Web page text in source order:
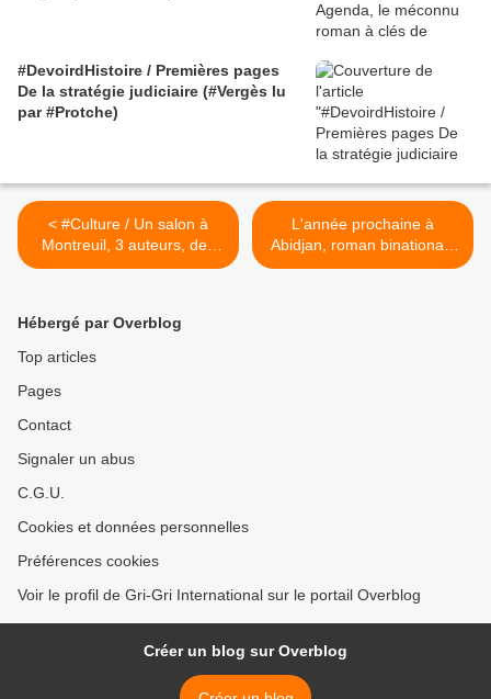
#DevoirdHistoire / Premières pages
De la stratégie judiciaire (#Vergès lu
par #Protche)
< #Culture / Un salon à
Montreuil, 3 auteurs, des
premières phrases
L'année prochaine à
Abidjan, roman binational /
Patrice Broyer lu par
Hébergé par Overblog
Top articles
Pages
Contact
Signaler un abus
C.G.U.
Cookies et données personnelles
Préférences cookies
Voir le profil de Gri-Gri International sur le portail Overblog
Créer un blog sur Overblog